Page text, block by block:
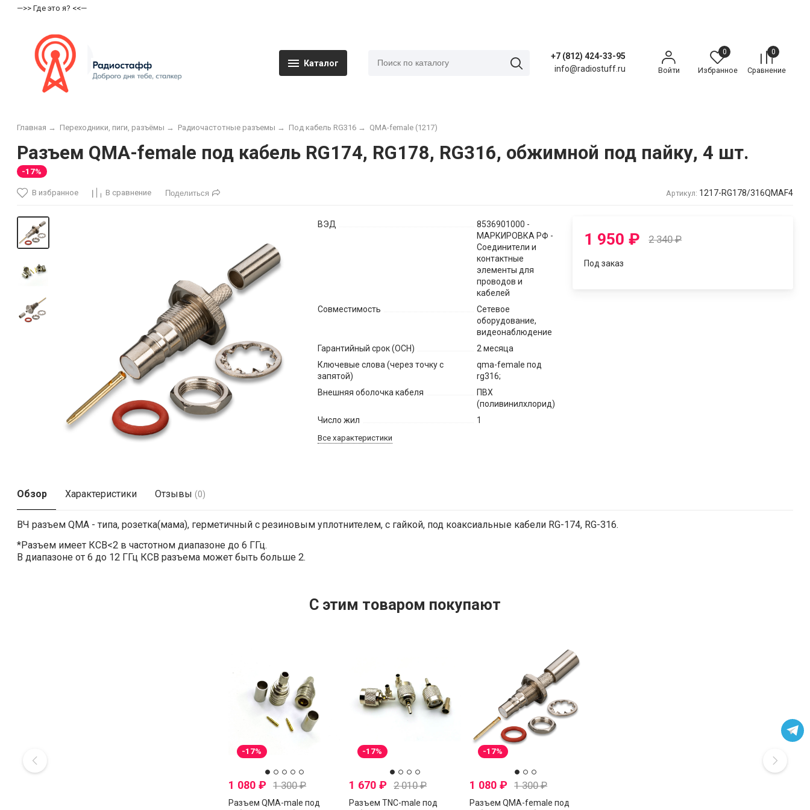
—>> Где это я? <<—
Каталог
+7 (812) 424-33-95
info@radiostuff.ru
Войти
0
Избранное
0
Сравнение
Главная → Переходники, пиги, разъёмы → Радиочастотные разъемы → Под кабель RG316 → QMA-female (1217)
Разъем QMA-female под кабель RG174, RG178, RG316, обжимной под пайку, 4 шт.
-17%
В избранное В сравнение Поделиться Артикул: 1217-RG178/316QMAF4
ВЭД
8536901000 -
МАРКИРОВКА РФ -
Соединители и
контактные
элементы для
проводов и
кабелей
Совместимость
Сетевое
оборудование,
видеонаблюдение
Гарантийный срок (ОСН)
2 месяца
Ключевые слова (через точку с
запятой)
qma-female под
rg316;
Внешняя оболочка кабеля
ПВХ
(поливинилхлорид)
Число жил
1
Все характеристики
1 950₽ 2 340₽
Под заказ
Обзор Характеристики Отзывы (0)
ВЧ разъем QMA - типа, розетка(мама), герметичный с резиновым уплотнителем, с гайкой, под коаксиальные кабели RG-174, RG-316.
*Разъем имеет КСВ<2 в частотном диапазоне до 6 ГГц.
В диапазоне от 6 до 12 ГГц КСВ разъема может быть больше 2.
C этим товаром покупают
-17%
1 080 ₽ 1 300₽
Разъем QMA-male под
-17%
1 670 ₽ 2 010₽
Разъем TNC-male под
-17%
1 080 ₽ 1 300₽
Разъем QMA-female под